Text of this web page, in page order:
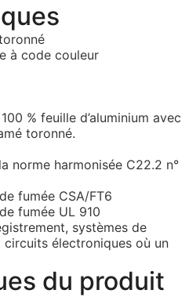
à code couleur
% feuille d’aluminium avec
toronné.
norme harmonisée C22.2 n°
fumée CSA/FT6
fumée UL 910
systèmes de
électroniques où un
du produit